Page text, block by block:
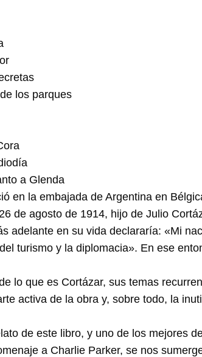
los parques
a Glenda
en la embajada de Argentina en
de agosto de 1914, hijo de Julio
adelante en su vida declararía: «Mi
turismo y la diplomacia». En ese
lo que es Cortázar, sus temas
activa de la obra y, sobre todo, la
de este libro, y uno de los mejores
a Charlie Parker, se nos